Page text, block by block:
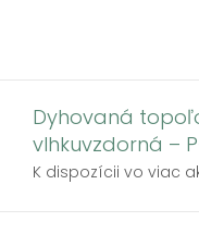
Dyhovaná
vlhkuvzdorná –
K dispozícii vo viac